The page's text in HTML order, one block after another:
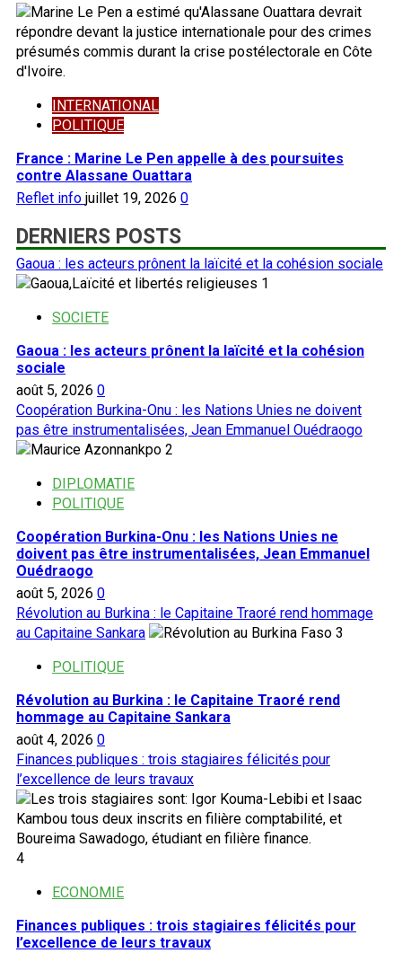
INTERNATIONAL
POLITIQUE
France : Marine Le Pen appelle à des poursuites
contre Alassane Ouattara
Reflet info juillet 19, 2026 0
DERNIERS POSTS
Gaoua : les acteurs prônent la laïcité et la cohésion sociale
1
SOCIETE
Gaoua : les acteurs prônent la laïcité et la cohésion
sociale
août 5, 2026 0
Coopération Burkina-Onu : les Nations Unies ne doivent
pas être instrumentalisées, Jean Emmanuel Ouédraogo
2
DIPLOMATIE
POLITIQUE
Coopération Burkina-Onu : les Nations Unies ne
doivent pas être instrumentalisées, Jean Emmanuel
Ouédraogo
août 5, 2026 0
Révolution au Burkina : le Capitaine Traoré rend hommage
au Capitaine Sankara
3
POLITIQUE
Révolution au Burkina : le Capitaine Traoré rend
hommage au Capitaine Sankara
août 4, 2026 0
Finances publiques : trois stagiaires félicités pour
l’excellence de leurs travaux
4
ECONOMIE
Finances publiques : trois stagiaires félicités pour
l’excellence de leurs travaux